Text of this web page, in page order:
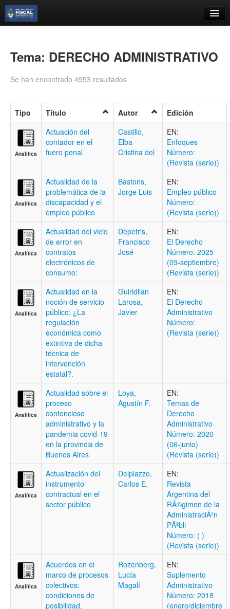
Búsqueda Avanzada
Contacto
Iniciar sesión
Tema: DERECHO ADMINISTRATIVO
Se han encontrado 4953 resultados
Tipo Título Autor Edición
Analítica
Actuación del
contador en el
fuero penal
Castillo,
Elba
Cristina del
EN:
Enfoques
Número:
(Revista (serie))
Analítica
Actualidad de la
problemática de la
discapacidad y el
empleo público
Bastons,
Jorge Luis
EN:
Empleo público
Número:
(Revista (serie))
Analítica
Actualidad del vicio
de error en
contratos
electrónicos de
consumo:
Depetris,
Francisco
José
EN:
El Derecho
Número: 2025
(09-septiembre)
(Revista (serie))
Analítica
Actualidad en la
noción de servicio
público: ¿La
regulación
económica como
extintiva de dicha
técnica de
intervención
estatal?.
Guiridlian
Larosa,
Javier
EN:
El Derecho
Administrativo
Número:
(Revista (serie))
Analítica
Actualidad sobre el
proceso
contencioso
administrativo y la
pandemia covid-19
en la provincia de
Buenos Aires
Loya,
Agustín F.
EN:
Temas de
Derecho
Administrativo
Número: 2020
(06-junio)
(Revista (serie))
Analítica
Actualización del
instrumento
contractual en el
sector público
Delpiazzo,
Carlos E.
EN:
Revista
Argentina del
RÃ©gimen de la
AdministraciÃ³n
PÃºbli
Número: ( )
(Revista (serie))
Analítica
Acuerdos en el
marco de procesos
colectivos:
condiciones de
posibilidad,
Rozenberg,
Lucía
Magalí
EN:
Suplemento
Administrativo
Número: 2018
(enero/diciembre